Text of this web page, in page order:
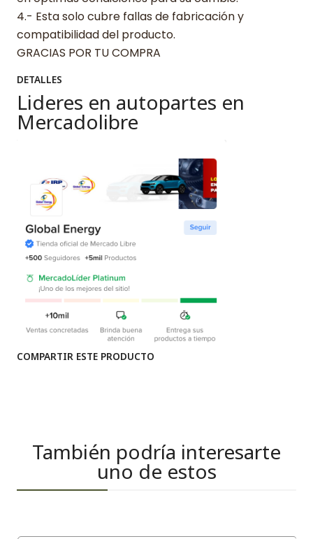
4.- Esta solo cubre fallas de fabricación y
compatibilidad del producto.
GRACIAS POR TU COMPRA
DETALLES
Lideres en autopartes en
Mercadolibre
COMPARTIR ESTE PRODUCTO
También podría interesarte
uno de estos